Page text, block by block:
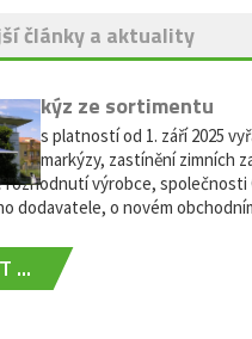
články a aktuality
ze sortimentu
s platností od 1. září 2025
markýzy, zastínění zimních
rozhodnutí výrobce, společnosti
dodavatele, o novém
...